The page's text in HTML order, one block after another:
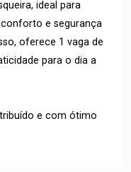
ideal para
e segurança
oferece 1 vaga de
para o dia a
e com ótimo